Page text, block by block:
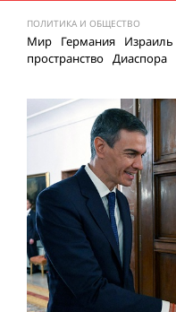
ПОЛИТИКА И ОБЩЕСТВО
Мир Германия Израиль
пространство Диаспора